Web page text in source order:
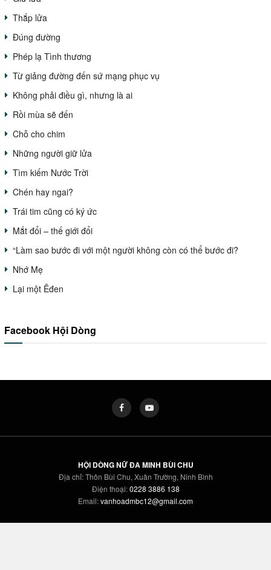
Thắp lửa
Đúng đường
Phép lạ Tình thương
Từ giảng đường đến sứ mạng phục vụ
Không phải điều gì, nhưng là ai
Rồi mùa sẽ đến
Chỗ cho chim
Những người giữ lửa
Tìm kiếm Nước Trời
Chén hay ngai?
Trái tim cũng có ký ức
Mắt đổi – thế giới đổi
“Làm sao bước đi với một người không còn có thể bước đi?
Nhớ Mẹ
Lại một Êđen
Facebook Hội Dòng
HỘI DÒNG NỮ ĐA MINH BÙI CHU
Địa chỉ: Thôn Bùi Chu, Xuân Trường, Ninh Bình
Điện thoại:0228 3886 138
Email:vanhoadmbc12@gmail.com